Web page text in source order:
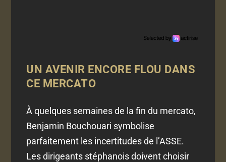
UN AVENIR ENCORE FLOU DANS
CE MERCATO
À quelques semaines de la fin du mercato,
Benjamin Bouchouari symbolise
parfaitement les incertitudes de l’ASSE.
Les dirigeants stéphanois doivent choisir